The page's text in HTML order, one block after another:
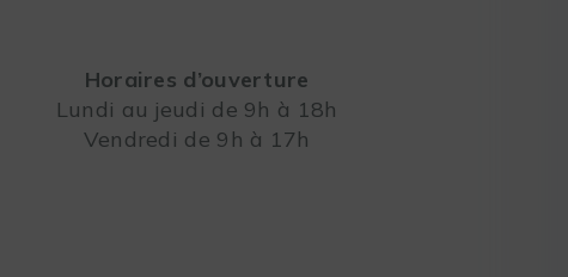
Horaires d’ouverture
Lundi au jeudi de 9h à 18h
Vendredi de 9h à 17h